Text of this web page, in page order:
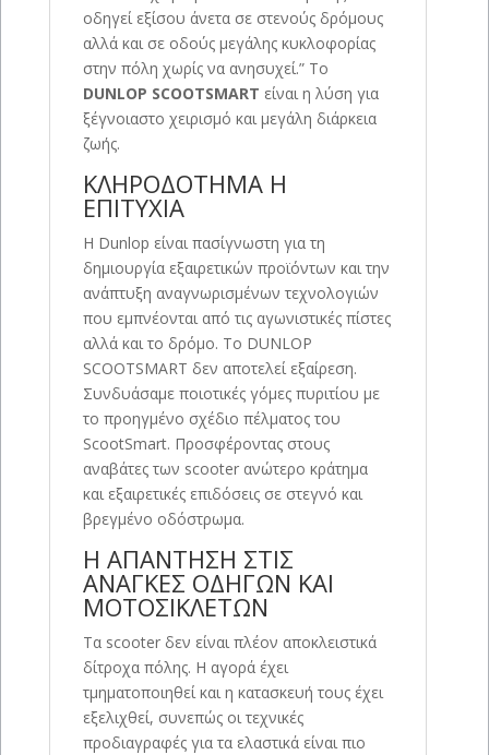
οδηγεί εξίσου άνετα σε στενούς δρόμους
αλλά και σε οδούς μεγάλης κυκλοφορίας
στην πόλη χωρίς να ανησυχεί.” Το
DUNLOP SCOOTSMART είναι η λύση για
ξέγνοιαστο χειρισμό και μεγάλη διάρκεια
ζωής.
ΚΛΗΡΟΔΟΤΗΜΑ Η
ΕΠΙΤΥΧΙΑ
Η Dunlop είναι πασίγνωστη για τη
δημιουργία εξαιρετικών προϊόντων και την
ανάπτυξη αναγνωρισμένων τεχνολογιών
που εμπνέονται από τις αγωνιστικές πίστες
αλλά και το δρόμο. Το DUNLOP
SCOOTSMART δεν αποτελεί εξαίρεση.
Συνδυάσαμε ποιοτικές γόμες πυριτίου με
το προηγμένο σχέδιο πέλματος του
ScootSmart. Προσφέροντας στους
αναβάτες των scooter ανώτερο κράτημα
και εξαιρετικές επιδόσεις σε στεγνό και
βρεγμένο οδόστρωμα.
Η ΑΠΑΝΤΗΣΗ ΣΤΙΣ
ΑΝΑΓΚΕΣ ΟΔΗΓΩΝ ΚΑΙ
ΜΟΤΟΣΙΚΛΕΤΩΝ
Τα scooter δεν είναι πλέον αποκλειστικά
δίτροχα πόλης. Η αγορά έχει
τμηματοποιηθεί και η κατασκευή τους έχει
εξελιχθεί, συνεπώς οι τεχνικές
προδιαγραφές για τα ελαστικά είναι πιο